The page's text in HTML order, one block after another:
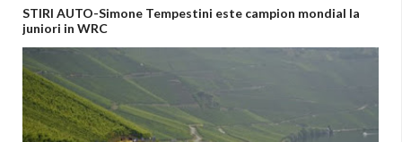
STIRI AUTO-Simone Tempestini este campion mondial la
juniori in WRC